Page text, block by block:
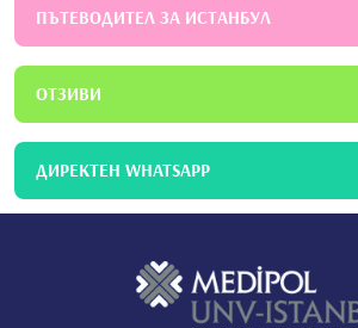
ПЪТЕВОДИТЕЛ ЗА ИСТАНБУЛ
ОТЗИВИ
ДИРЕКТЕН WHATSAPP